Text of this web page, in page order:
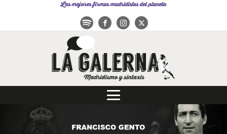
Las mejores firmas madridistas del planeta